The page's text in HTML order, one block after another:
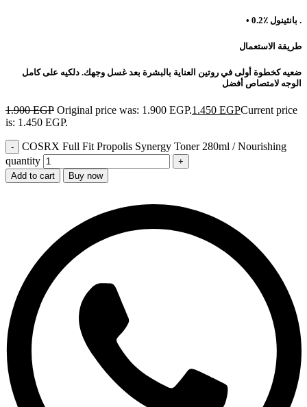
• 0.2٪ بانثينول .
طريقة الاستعمال
ضعيه كخطوة أولى في روتين العناية بالبشرة بعد غسل وجهك. دلكيه على كامل
الوجه لامتصاص أفضل
1.900EGP Original price was: 1.900 EGP.1.450 EGPCurrent price
is: 1.450 EGP.
COSRX Full Fit Propolis Synergy Toner 280ml / Nourishing
quantity
Add to cart Buy now